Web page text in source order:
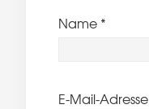
Name *
E-Mail-Adresse